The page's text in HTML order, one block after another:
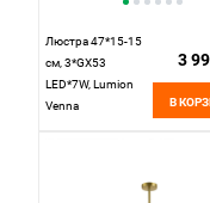
Люстра 47*15-15
см, 3*GX53
LED*7W, Lumion
Venna
3
В